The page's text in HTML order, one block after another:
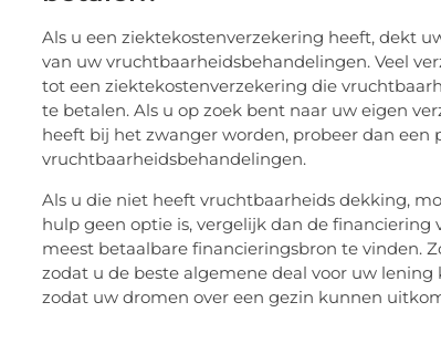
Als u een ziektekostenverzekering heeft, dekt
van uw vruchtbaarheidsbehandelingen. Veel
tot een ziektekostenverzekering die
te betalen. Als u op zoek bent naar uw eigen
heeft bij het zwanger worden, probeer dan
vruchtbaarheidsbehandelingen.
Als u die niet heeft vruchtbaarheids dekking,
hulp geen optie is, vergelijk dan de
meest betaalbare financieringsbron te vinden.
zodat u de beste algemene deal voor uw
zodat uw dromen over een gezin kunnen